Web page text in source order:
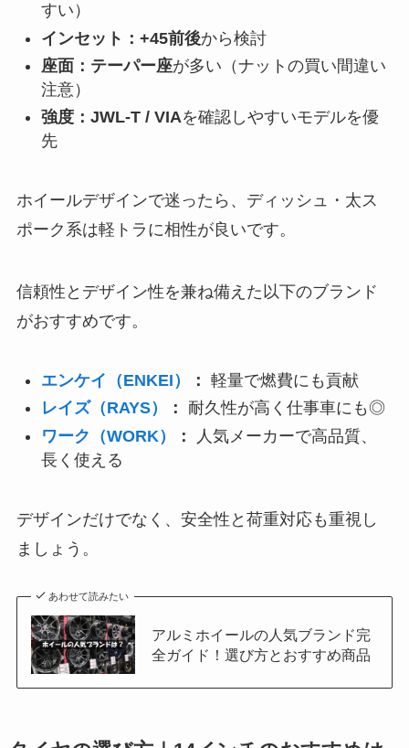
すい）
インセット：+45前後から検討
座面：テーパー座が多い（ナットの買い間違い
注意）
強度：JWL-T / VIAを確認しやすいモデルを優
先
ホイールデザインで迷ったら、ディッシュ・太ス
ポーク系は軽トラに相性が良いです。
信頼性とデザイン性を兼ね備えた以下のブランド
がおすすめです。
エンケイ（ENKEI） ： 軽量で燃費にも貢献
レイズ（RAYS）
：
耐久性が高く仕事車にも◎
ワーク（WORK）
：
人気メーカーで高品質、
長く使える
デザインだけでなく、安全性と荷重対応も重視し
ましょう。
あわせて読みたい
アルミホイールの人気ブランド完
全ガイド！選び方とおすすめ商品